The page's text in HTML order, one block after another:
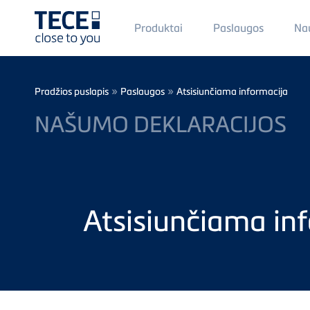
Main
Menü
1
Produktai Paslaugos
Breadcrumb
Pradžios puslapis » Paslaugos » Atsisiunčiama informacija
NAŠUMO DEKLARACIJOS
Atsisiunčiama